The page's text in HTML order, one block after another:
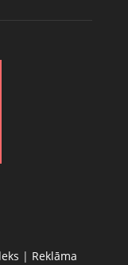
| Reklāma